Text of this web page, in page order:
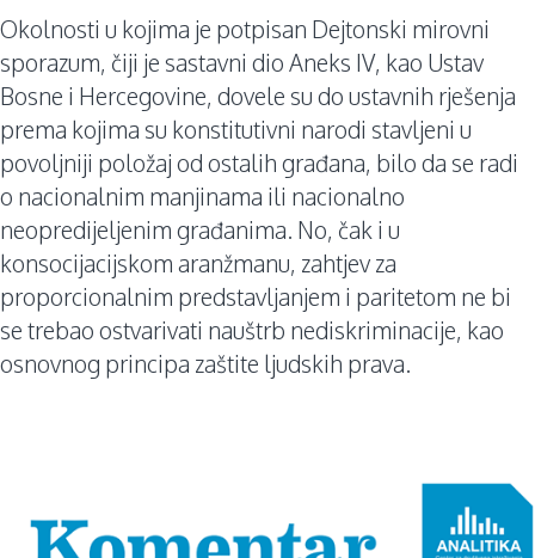
Lične priče
Saradnja sa medijima
Pretraga
Okolnosti u kojima je potpisan Dejtonski mirovni
sporazum, čiji je sastavni dio Aneks IV, kao Ustav
Bosne i Hercegovine, dovele su do ustavnih rješenja
prema kojima su konstitutivni narodi stavljeni u
povoljniji položaj od ostalih građana, bilo da se radi
o nacionalnim manjinama ili nacionalno
neopredijeljenim građanima. No, čak i u
konsocijacijskom aranžmanu, zahtjev za
proporcionalnim predstavljanjem i paritetom ne bi
se trebao ostvarivati nauštrb nediskriminacije, kao
osnovnog principa zaštite ljudskih prava.